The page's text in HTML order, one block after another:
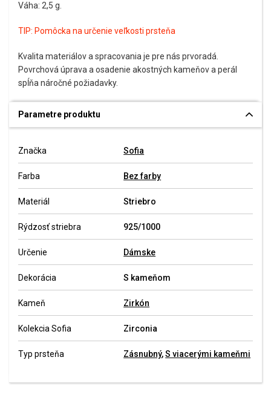
Váha: 2,5 g.
TIP: Pomôcka na určenie veľkosti prsteňa
Kvalita materiálov a spracovania je pre nás prvoradá.
Povrchová úprava a osadenie akostných kameňov a perál
spĺňa náročné požiadavky.
Parametre produktu
Značka Sofia
Farba Bez farby
Materiál Striebro
Rýdzosť striebra 925/1000
Určenie Dámske
Dekorácia S kameňom
Kameň Zirkón
Kolekcia Sofia Zirconia
Typ prsteňa Zásnubný,S viacerými kameňmi